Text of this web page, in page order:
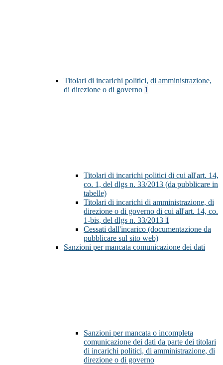
Titolari di incarichi politici, di amministrazione,
di direzione o di governo 1
Titolari di incarichi politici di cui all'art. 14,
co. 1, del dlgs n. 33/2013 (da pubblicare in
tabelle)
Titolari di incarichi di amministrazione, di
direzione o di governo di cui all'art. 14, co.
1-bis, del dlgs n. 33/2013 1
Cessati dall'incarico (documentazione da
pubblicare sul sito web)
Sanzioni per mancata comunicazione dei dati
Sanzioni per mancata o incompleta
comunicazione dei dati da parte dei titolari
di incarichi politici, di amministrazione, di
direzione o di governo